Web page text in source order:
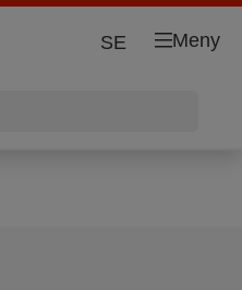
Meny
SE